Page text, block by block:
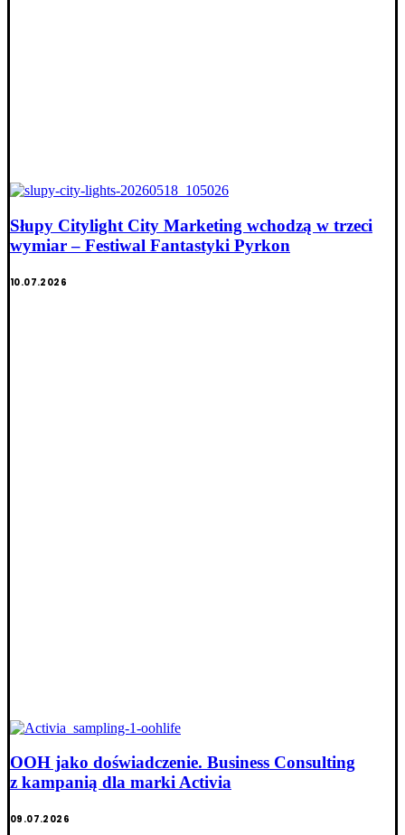
Słupy Citylight City Marketing wchodzą w trzeci
wymiar – Festiwal Fantastyki Pyrkon
10.07.2026
OOH jako doświadczenie. Business Consulting
z kampanią dla marki Activia
09.07.2026